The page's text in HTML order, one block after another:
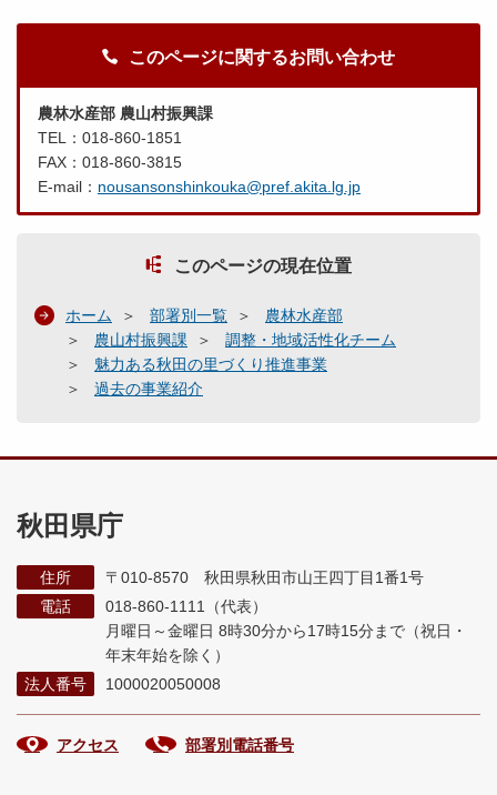
このページに関するお問い合わせ
農林水産部 農山村振興課
TEL：018-860-1851
FAX：018-860-3815
E-mail： nousansonshinkouka@pref.akita.lg.jp
このページの現在位置
ホーム 部署別一覧
農林水産部
農山村振興課
調整・地域活性化チーム
魅力ある秋田の里づくり推進事業
過去の事業紹介
秋田県庁
住所
〒010-8570 秋田県秋田市山王四丁目1番1号
電話
018-860-1111（代表）
月曜日～金曜日 8時30分から17時15分まで （祝日・
年末年始を除く）
法人番号
1000020050008
アクセス 部署別電話番号